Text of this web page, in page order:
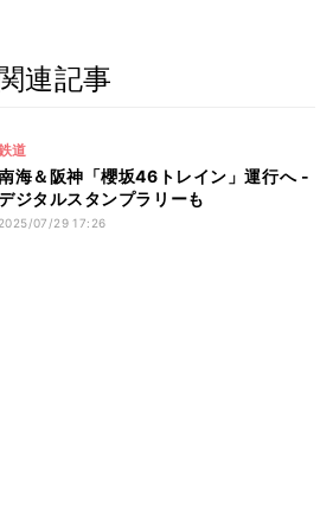
連記事
道
海＆阪神「櫻坂46トレイン」運行へ -
ジタルスタンプラリーも
2025/07/29 17:26